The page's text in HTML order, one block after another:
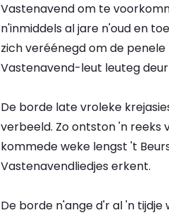
Vastenavend om te
n'inmiddels al jare n'oud en
zich veréénegd om de
Vastenavend-leut leuteg
De borde late vroleke
verbeeld. Zo ontston 'n reeks
kommede weke lengst 't
Vastenavendliedjes erkent.
De borde n'ange d'r al 'n